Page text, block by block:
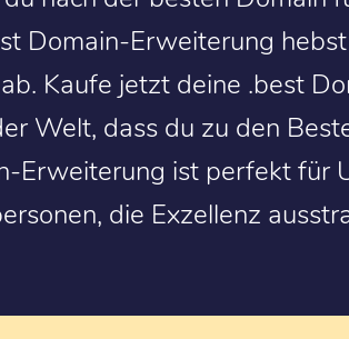
Domain-Erweiterung
Kaufe jetzt deine .best
Welt, dass du zu den
Erweiterung ist perfekt für
die Exzellenz